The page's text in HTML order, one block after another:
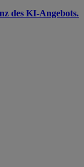
des KI-Angebots.